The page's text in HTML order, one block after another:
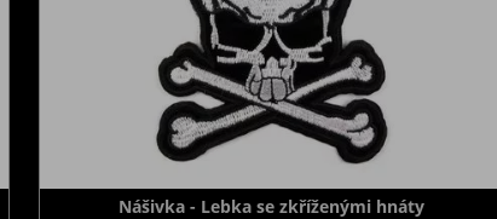
Nášivka - Lebka se zkříženými hnáty